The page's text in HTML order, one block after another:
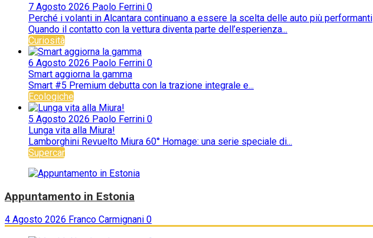
7 Agosto 2026 Paolo Ferrini 0
Perché i volanti in Alcantara continuano a essere la scelta delle auto più performanti
Quando il contatto con la vettura diventa parte dell’esperienza...
Curiosità
6 Agosto 2026 Paolo Ferrini 0
Smart aggiorna la gamma
Smart #5 Premium debutta con la trazione integrale e...
Ecologiche
5 Agosto 2026 Paolo Ferrini 0
Lunga vita alla Miura!
Lamborghini Revuelto Miura 60° Homage: una serie speciale di...
Supercar
Appuntamento in Estonia
4 Agosto 2026 Franco Carmignani 0